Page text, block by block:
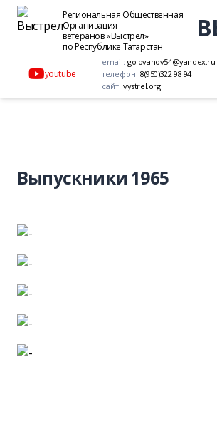
Региональная Общественная
Организация
ветеранов «Выстрел»
по Республике Татарстан
youtube
email: golovanov54@yandex.ru
телефон: 8(950)322 98 94
сайт: vystrel.org
Выпускники 1965